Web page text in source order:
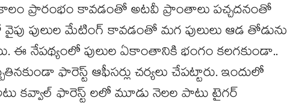
ప్రారంభం కావడంతో అటవీ ప్రాంతాలు పచ్చదనంతో
పులుల మేటింగ్ కావడంతో మగ పులులు ఆడ తోడును
ఈ నేపథ్యంలో పులుల ఏకాంతానికి భంగం కలగకుండా..
ఫారెస్ట్ ఆఫీసర్లు చర్యలు చేపట్టారు. ఇందులో
కవ్వాల్ ఫారెస్ట్ లలో మూడు నెలల పాటు టైగర్